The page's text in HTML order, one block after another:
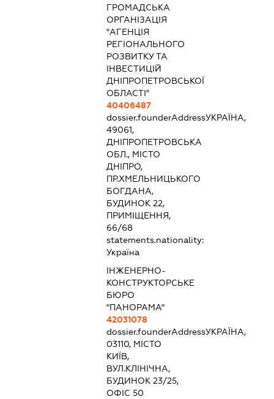
ГРОМАДСЬКА
ОРГАНІЗАЦІЯ
"АГЕНЦІЯ
РЕГІОНАЛЬНОГО
РОЗВИТКУ ТА
ІНВЕСТИЦІЙ
ДНІПРОПЕТРОВСЬКОЇ
ОБЛАСТІ"
40406487
dossier.founderAddressУКРАЇНА,
49061,
ДНІПРОПЕТРОВСЬКА
ОБЛ., МІСТО
ДНІПРО,
ПР.ХМЕЛЬНИЦЬКОГО
БОГДАНА,
БУДИНОК 22,
ПРИМІЩЕННЯ,
66/68
statements.nationality:
Україна
ІНЖЕНЕРНО-
КОНСТРУКТОРСЬКЕ
БЮРО
"ПАНОРАМА"
42031078
dossier.founderAddressУКРАЇНА,
03110, МІСТО
КИЇВ,
ВУЛ.КЛІНІЧНА,
БУДИНОК 23/25,
ОФІС 50